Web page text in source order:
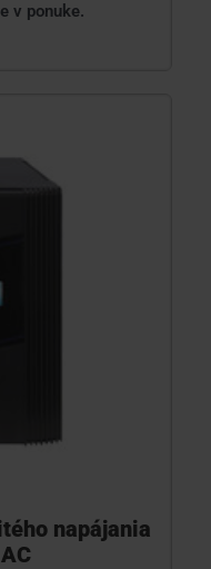
v ponuke.
napájania